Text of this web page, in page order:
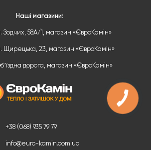
+38 (068) 935 79 79
info@euro-kamin.com.ua
Наші магазини:
Зодчих, 58А/1, магазин «ЄвроКамін»
Щирецька, 23, магазин «ЄвроКамін»
дорога, магазин «ЄвроКамін»